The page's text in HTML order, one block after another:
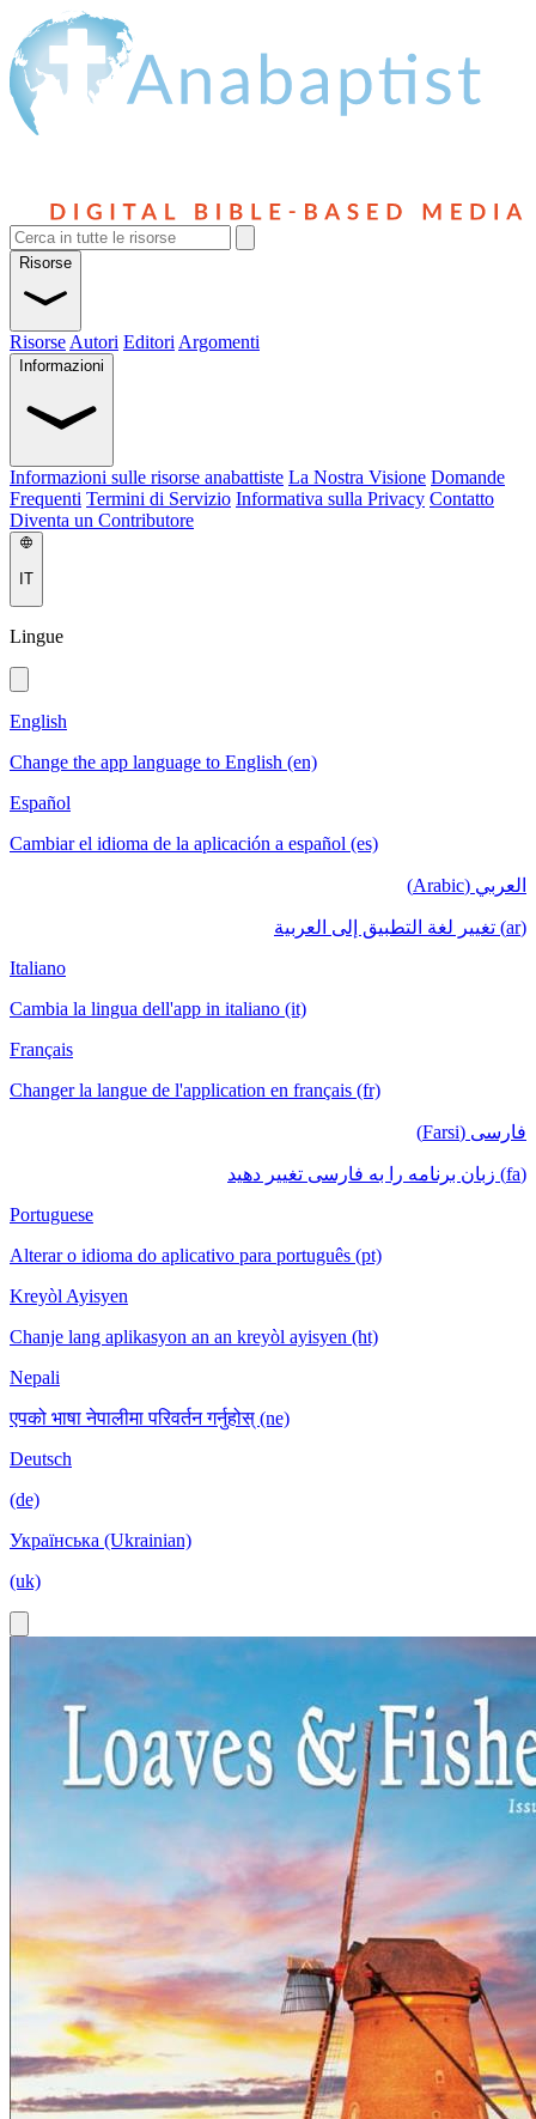
Risorse
Risorse Autori Editori Argomenti
Informazioni
Informazioni sulle risorse anabattiste La Nostra Visione Domande
Frequenti Termini di Servizio Informativa sulla Privacy Contatto
Diventa un Contributore
IT
Lingue
English
Change the app language to English (en)
Español
Cambiar el idioma de la aplicación a español (es)
العربي (Arabic)
(ar) تغيير لغة التطبيق إلى العربية
Italiano
Cambia la lingua dell'app in italiano (it)
Français
Changer la langue de l'application en français (fr)
فارسی (Farsi)
(fa) زبان برنامه را به فارسی تغییر دهید
Portuguese
Alterar o idioma do aplicativo para português (pt)
Kreyòl Ayisyen
Chanje lang aplikasyon an an kreyòl ayisyen (ht)
Nepali
एपको भाषा नेपालीमा परिवर्तन गर्नुहोस् (ne)
Deutsch
(de)
Українська (Ukrainian)
(uk)